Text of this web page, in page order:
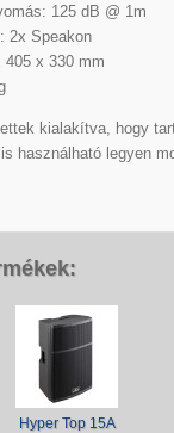
125 dB @ 1m
2x Speakon
405 x 330 mm
kialakítva, hogy
használható legyen
Hyper Top 15A